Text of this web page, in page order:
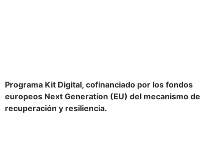
Programa Kit Digital, cofinanciado por los fondos
europeos Next Generation (EU) del mecanismo de
recuperación y resiliencia.